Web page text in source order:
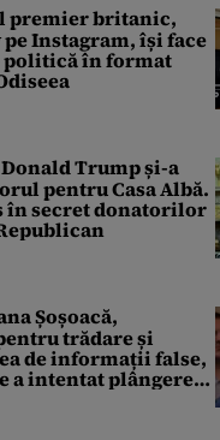
premier britanic,
Instagram, își face
politică în format
Donald Trump și-a
pentru Casa Albă.
în secret donatorilor
Șoșoacă,
trădare și
de informații false,
a intentat plângerea